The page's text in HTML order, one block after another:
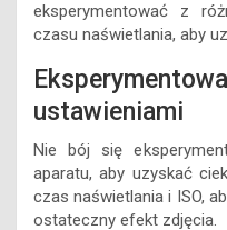
eksperymentować z
czasu naświetlania, aby
ustawieniami
Nie bój się
aparatu, aby uzyskać
czas naświetlania i ISO,
ostateczny efekt zdjęcia.